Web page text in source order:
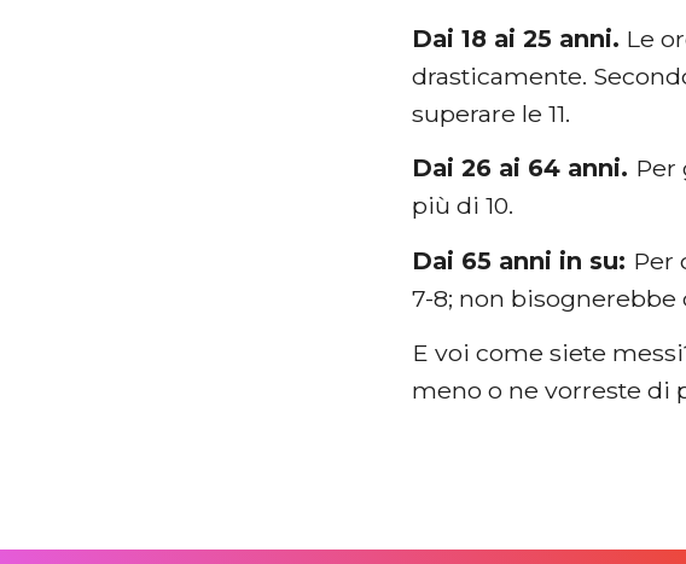
Dai 18 ai 25 anni. Le
drasticamente.
superare le 11.
Dai 26 ai 64 anni. Per
più di 10.
Dai 65 anni in su: Per
7-8; non
E voi come siete
meno o ne vorreste di